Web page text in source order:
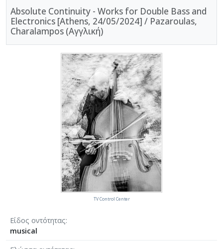
Absolute Continuity - Works for Double Bass and
Electronics [Athens, 24/05/2024] / Pazaroulas,
Charalampos (Αγγλική)
Είδος οντότητας
musical
TV Control Center